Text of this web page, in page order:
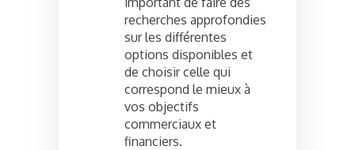
recherches approfondies
sur les différentes
options disponibles et
de choisir celle qui
correspond le mieux à
vos objectifs
commerciaux et
financiers.